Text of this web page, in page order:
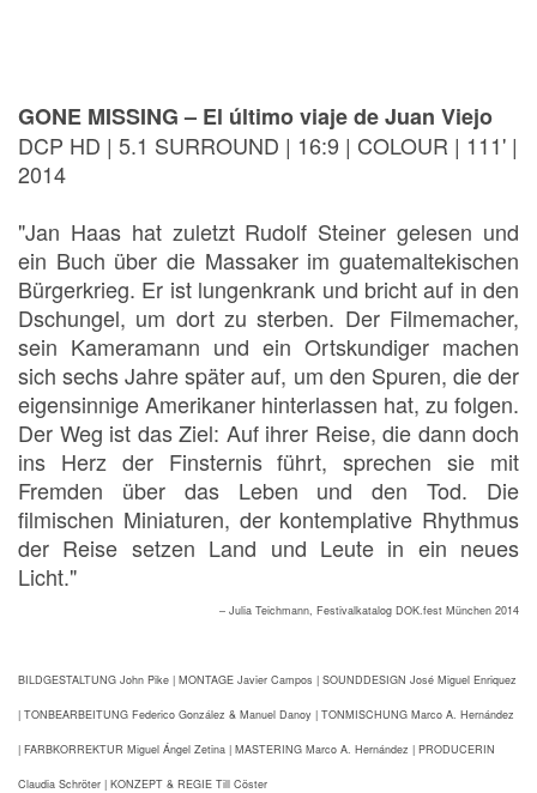
GONE MISSING – El último viaje de Juan Viejo
DCP HD | 5.1 SURROUND | 16:9 | COLOUR | 111' |
2014
"Jan Haas hat zuletzt Rudolf Steiner gelesen und
ein Buch über die Massaker im guatemaltekischen
Bürgerkrieg. Er ist lungenkrank und bricht auf in den
Dschungel, um dort zu sterben. Der Filmemacher,
sein Kameramann und ein Ortskundiger machen
sich sechs Jahre später auf, um den Spuren, die der
eigensinnige Amerikaner hinterlassen hat, zu folgen.
Der Weg ist das Ziel: Auf ihrer Reise, die dann doch
ins Herz der Finsternis führt, sprechen sie mit
Fremden über das Leben und den Tod. Die
filmischen Miniaturen, der kontemplative Rhythmus
der Reise setzen Land und Leute in ein neues
Licht."
– Julia Teichmann, Festivalkatalog DOK.fest München 2014
BILDGESTALTUNG John Pike | MONTAGE Javier Campos | SOUNDDESIGN José Miguel Enriquez
| TONBEARBEITUNG Federico González & Manuel Danoy | TONMISCHUNG Marco A. Hernández
| FARBKORREKTUR Miguel Ángel Zetina | MASTERING Marco A. Hernández | PRODUCERIN
Claudia Schröter | KONZEPT & REGIE Till Cöster